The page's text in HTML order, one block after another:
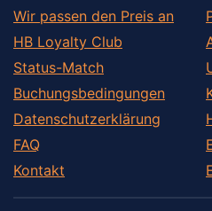
Wir passen den Preis an
HB Loyalty Club
Status-Match
Buchungsbedingungen
Datenschutzerklärung
FAQ
Kontakt